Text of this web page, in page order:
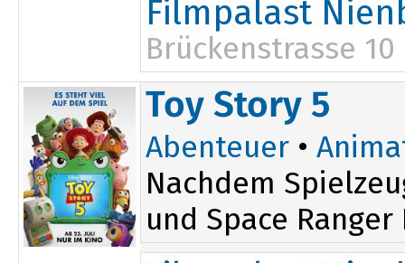
Filmpalast
Brückenstrasse 10
16:30
Toy Story 5
Abenteuer •
Nachdem
und Space